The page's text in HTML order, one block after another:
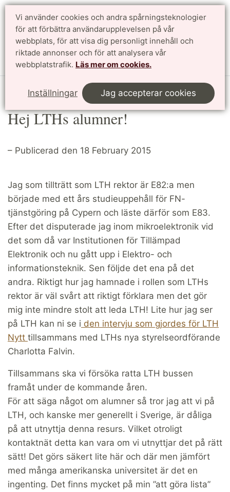
Vi använder cookies och andra spårningsteknologier
för att förbättra användarupplevelsen på vår
webbplats, för att visa dig personligt innehåll och
riktade annonser och för att analysera vår
webbplatstrafik. Läs mer om cookies.
Inställningar Jag accepterar cookies
Sök
Hej LTHs alumner!
– Publicerad den 18 February 2015
Jag som tillträtt som LTH rektor är E82:a men
började med ett års studieuppehåll för FN-
tjänstgöring på Cypern och läste därför som E83.
Efter det disputerade jag inom mikroelektronik vid
det som då var Institutionen för Tillämpad
Elektronik och nu gått upp i Elektro- och
informationsteknik. Sen följde det ena på det
andra. Riktigt hur jag hamnade i rollen som LTHs
rektor är väl svårt att riktigt förklara men det gör
mig inte mindre stolt att leda LTH! Lite hur jag ser
på LTH kan ni se i den intervju som gjordes för LTH
Nytt tillsammans med LTHs nya styrelseordförande
Charlotta Falvin.
Tillsammans ska vi försöka ratta LTH bussen
framåt under de kommande åren.
För att säga något om alumner så tror jag att vi på
LTH, och kanske mer generellt i Sverige, är dåliga
på att utnyttja denna resurs. Vilket otroligt
kontaktnät detta kan vara om vi utnyttjar det på rätt
sätt! Det görs säkert lite här och där men jämfört
med många amerikanska universitet är det en
ingenting. Det finns mycket på min ”att göra lista”